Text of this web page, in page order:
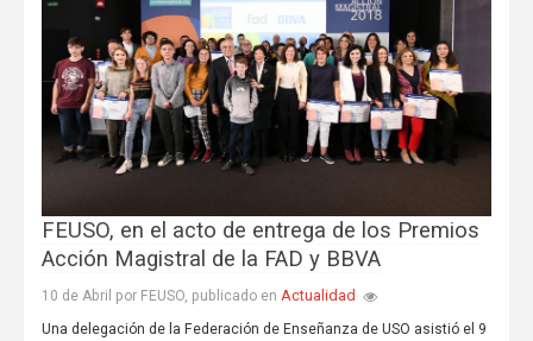
FEUSO, en el acto de entrega de los Premios
Acción Magistral de la FAD y BBVA
10 de Abril por FEUSO, publicado en Actualidad
Una delegación de la Federación de Enseñanza de USO asistió el 9